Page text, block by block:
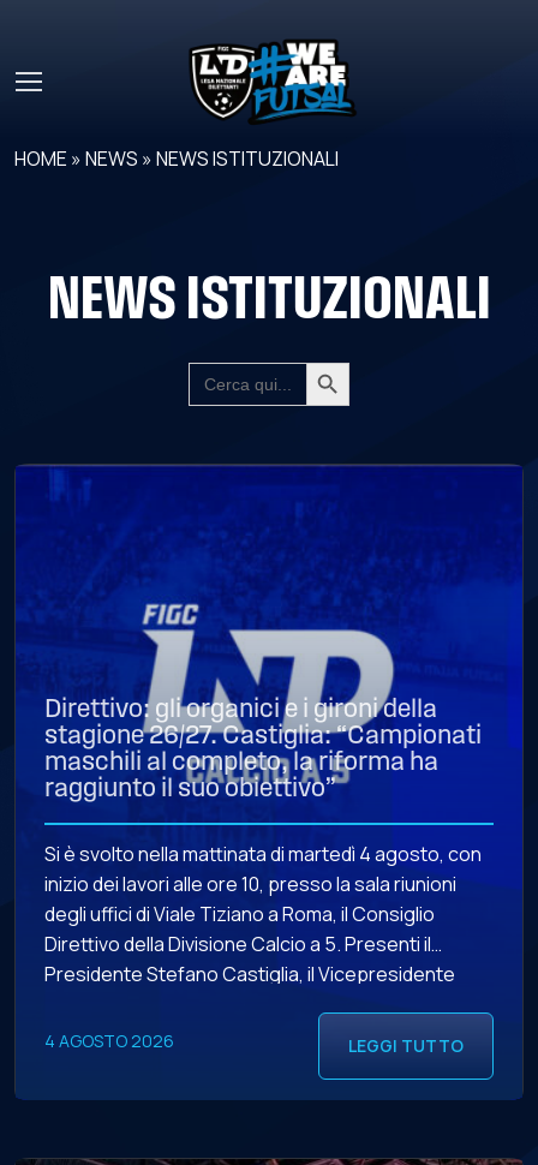
HOME »NEWS »NEWS ISTITUZIONALI
NEWS ISTITUZIONALI
SEARCH
FOR:
Search Button
Direttivo: gli organici e i gironi della
stagione 26/27. Castiglia: “Campionati
maschili al completo, la riforma ha
raggiunto il suo obiettivo”
Si è svolto nella mattinata di martedì 4 agosto, con
inizio dei lavori alle ore 10, presso la sala riunioni
degli uffici di Viale Tiziano a Roma, il Consiglio
Direttivo della Divisione Calcio a 5. Presenti il
Presidente Stefano Castiglia, il Vicepresidente
Farabini, i Consiglieri Donato Giovanni Allegrini, Ugo
4 AGOSTO 2026 LEGGI TUTTO